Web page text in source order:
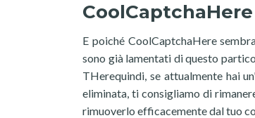
CoolCaptchaHere
E poiché CoolCaptchaHere
sono già lamentati di questo
THerequindi, se attualmente hai
eliminata, ti consigliamo di
rimuoverlo efficacemente dal tuo